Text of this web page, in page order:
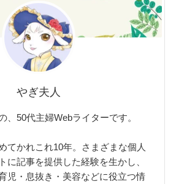
やぎ夫人
、50代主婦Webライターです。
てかれこれ10年。さまざまな個人
に記事を提供した経験を生かし、
児・息抜き・美容などに役立つ情